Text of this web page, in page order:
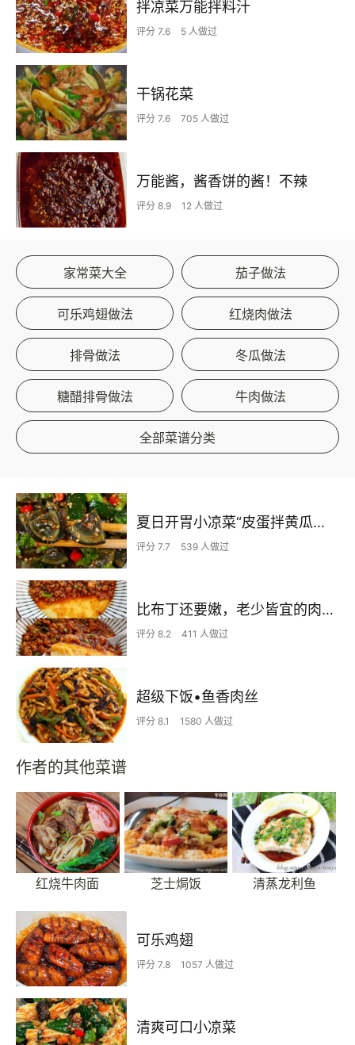
拌凉菜万能拌料汁
评分 7.6 5 人做过
干锅花菜
评分 7.6 705 人做过
万能酱，酱香饼的酱！不辣
评分 8.9 12 人做过
家常菜大全 茄子做法
可乐鸡翅做法 红烧肉做法
排骨做法 冬瓜做法
糖醋排骨做法 牛肉做法
全部菜谱分类
夏日开胃小凉菜“皮蛋拌黄瓜🥒”开胃减脂
评分 7.7 539 人做过
比布丁还要嫩，老少皆宜的肉沫蒸蛋
评分 8.2 411 人做过
超级下饭•鱼香肉丝
评分 8.1 1580 人做过
作者的其他菜谱
红烧牛肉面 芝士焗饭 清蒸龙利鱼
可乐鸡翅
评分 7.8 1057 人做过
清爽可口小凉菜